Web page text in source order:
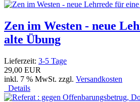
Zen im Westen - neue
alte Übung
Lieferzeit: 3-5 Tage
29,00 EUR
inkl. 7 % MwSt. zzgl. Versandkosten
Details